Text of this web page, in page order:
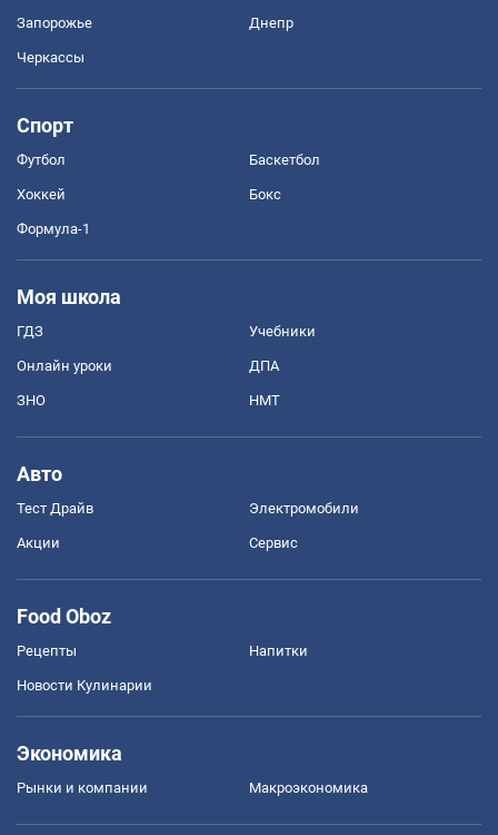
Запорожье Днепр
Черкассы
Спорт
Футбол Баскетбол
Хоккей Бокс
Формула-1
Моя школа
ГДЗ Учебники
Онлайн уроки ДПА
ЗНО НМТ
Авто
Тест Драйв Электромобили
Акции Сервис
Food Oboz
Рецепты Напитки
Новости Кулинарии
Экономика
Рынки и компании Mакроэкономика